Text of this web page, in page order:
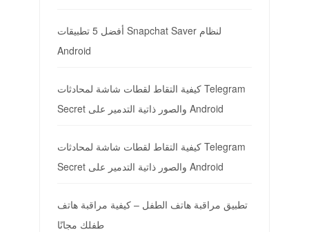
أفضل 5 تطبيقات Snapchat Saver لنظام
Android
كيفية التقاط لقطات شاشة لمحادثات Telegram
Secret والصور ذاتية التدمير على Android
كيفية التقاط لقطات شاشة لمحادثات Telegram
Secret والصور ذاتية التدمير على Android
تطبيق مراقبة هاتف الطفل – كيفية مراقبة هاتف
طفلك مجانًا